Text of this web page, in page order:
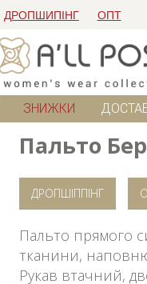
ДРОПШИПІНГ ОПТ
ЗНИЖКИ
Пальто
ДРОПШІППІНГ
Пальто прямого
тканини,
Рукав втачний,